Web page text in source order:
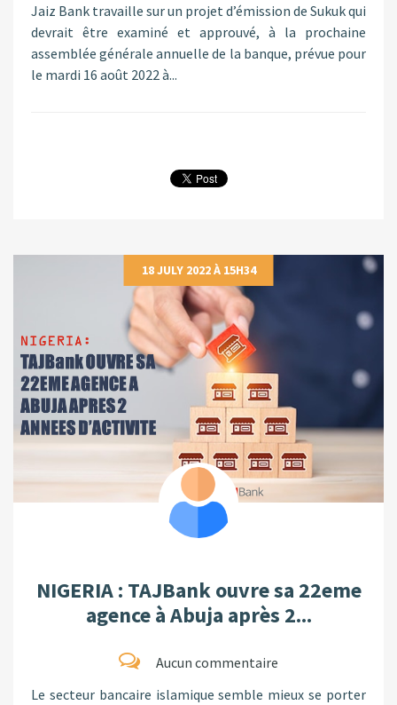
Jaiz Bank travaille sur un projet d’émission de Sukuk qui
devrait être examiné et approuvé, à la prochaine
assemblée générale annuelle de la banque, prévue pour
le mardi 16 août 2022 à...
18 JULY 2022 À 15H34
NIGERIA : TAJBank ouvre sa 22eme
agence à Abuja après 2...
Aucun commentaire
Le secteur bancaire islamique semble mieux se porter